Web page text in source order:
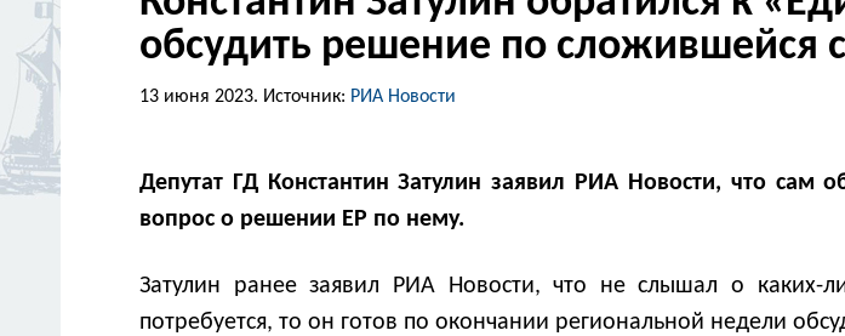
обсудить решение по сложившейся
13 июня 2023. Источник: РИА Новости
Депутат ГД Константин Затулин заявил РИА Новости, что сам
вопрос о решении ЕР по нему.
Затулин ранее заявил РИА Новости, что не слышал о
потребуется, то он готов по окончании региональной недели